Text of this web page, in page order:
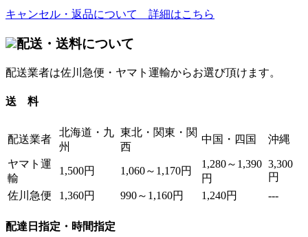
キャンセル・返品について 詳細はこちら
配送・送料について
配送業者は佐川急便・ヤマト運輸からお選び頂けます。
送 料
配送業者
北海道・九
州
東北・関東・関
西
中国・四国 沖縄
ヤマト運
輸
1,500円 1,060～1,170円
1,280～1,390
円
3,300
円
佐川急便
1,360円 990～1,160円 1,240円 ---
配達日指定・時間指定